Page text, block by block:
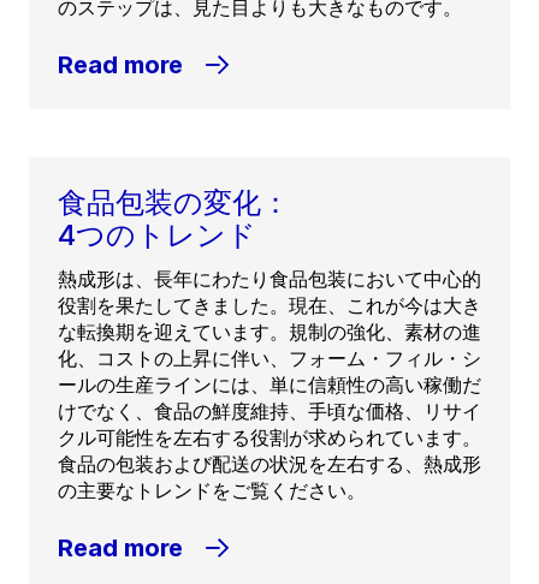
のステップは、見た目よりも大きなものです。
Read more
食品包装の変化：
4つのトレンド
熱成形は、長年にわたり食品包装において中心的
役割を果たしてきました。現在、これが今は大き
な転換期を迎えています。規制の強化、素材の進
化、コストの上昇に伴い、フォーム・フィル・シ
ールの生産ラインには、単に信頼性の高い稼働だ
けでなく、食品の鮮度維持、手頃な価格、リサイ
クル可能性を左右する役割が求められています。
食品の包装および配送の状況を左右する、熱成形
の主要なトレンドをご覧ください。
Read more